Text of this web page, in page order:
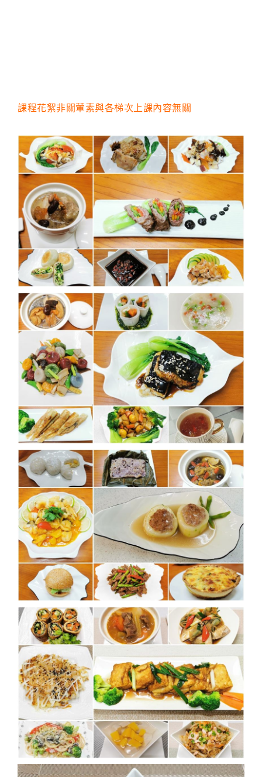
課程花絮非關葷素與各梯次上課內容無關